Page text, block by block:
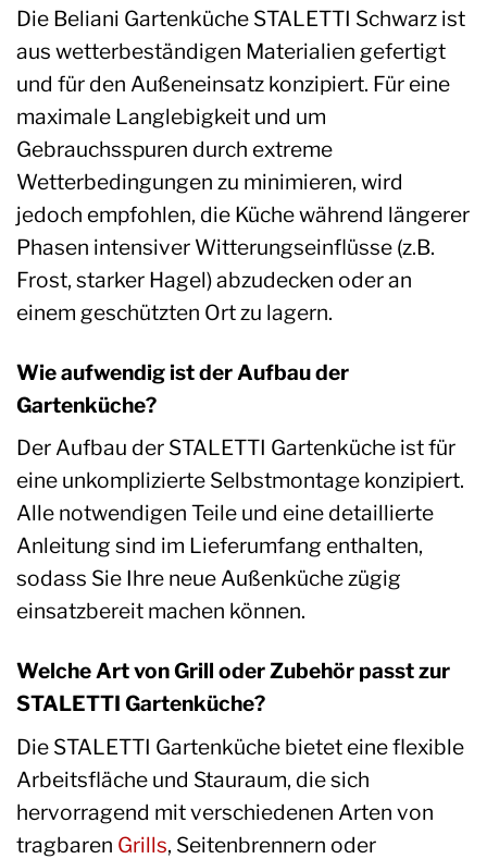
Die Beliani Gartenküche STALETTI Schwarz ist
aus wetterbeständigen Materialien gefertigt
und für den Außeneinsatz konzipiert. Für eine
maximale Langlebigkeit und um
Gebrauchsspuren durch extreme
Wetterbedingungen zu minimieren, wird
jedoch empfohlen, die Küche während längerer
Phasen intensiver Witterungseinflüsse (z.B.
Frost, starker Hagel) abzudecken oder an
einem geschützten Ort zu lagern.
Wie aufwendig ist der Aufbau der
Gartenküche?
Der Aufbau der STALETTI Gartenküche ist für
eine unkomplizierte Selbstmontage konzipiert.
Alle notwendigen Teile und eine detaillierte
Anleitung sind im Lieferumfang enthalten,
sodass Sie Ihre neue Außenküche zügig
einsatzbereit machen können.
Welche Art von Grill oder Zubehör passt zur
STALETTI Gartenküche?
Die STALETTI Gartenküche bietet eine flexible
Arbeitsfläche und Stauraum, die sich
hervorragend mit verschiedenen Arten von
tragbaren Grills, Seitenbrennern oder